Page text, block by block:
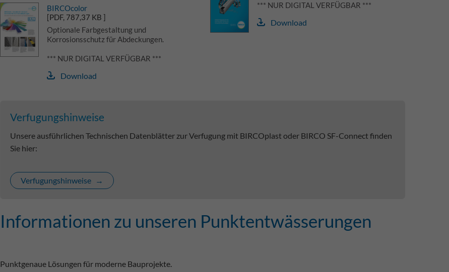
BIRCOcolor
[PDF, 787,37 KB ]
Optionale Farbgestaltung und
Korrosionsschutz für Abdeckungen.
*** NUR DIGITAL VERFÜGBAR ***
Download
*** NUR DIGITAL VERFÜGBAR ***
Download
Verfugungshinweise
Unsere ausführlichen Technischen Datenblätter zur Verfugung mit BIRCOplast oder BIRCO SF-Connect finden
Sie hier:
Verfugungshinweise
Informationen zu unseren Punktentwässerungen
Punktgenaue Lösungen für moderne Bauprojekte.